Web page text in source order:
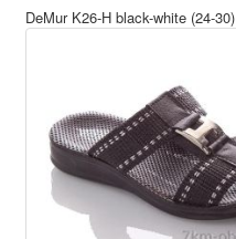
DeMur K26-H black-white (24-30)